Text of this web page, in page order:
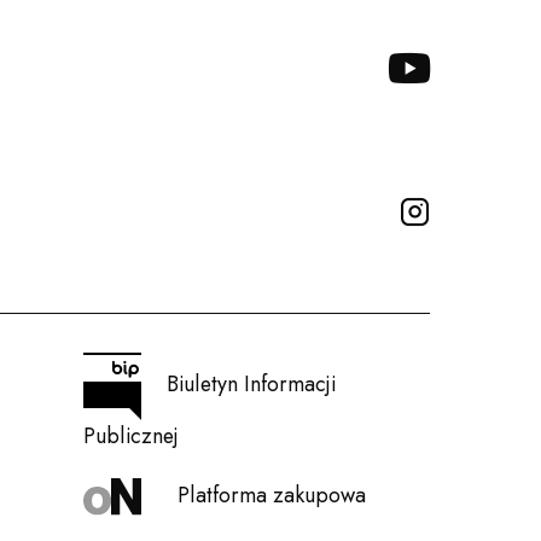
YOUTUBE
Biuletyn Informacji
Publicznej
Platforma zakupowa